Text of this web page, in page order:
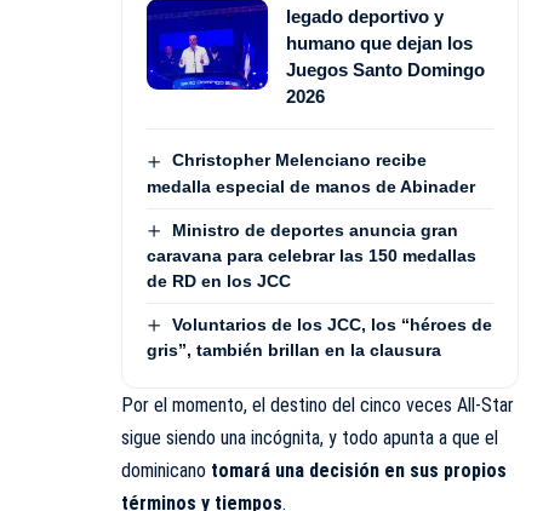
legado deportivo y
humano que dejan los
Juegos Santo Domingo
2026
Christopher Melenciano recibe
medalla especial de manos de Abinader
Ministro de deportes anuncia gran
caravana para celebrar las 150 medallas
de RD en los JCC
Voluntarios de los JCC, los “héroes de
gris”, también brillan en la clausura
Por el momento, el destino del cinco veces All-Star
sigue siendo una incógnita, y todo apunta a que el
dominicano tomará una decisión en sus propios
términos y tiempos.